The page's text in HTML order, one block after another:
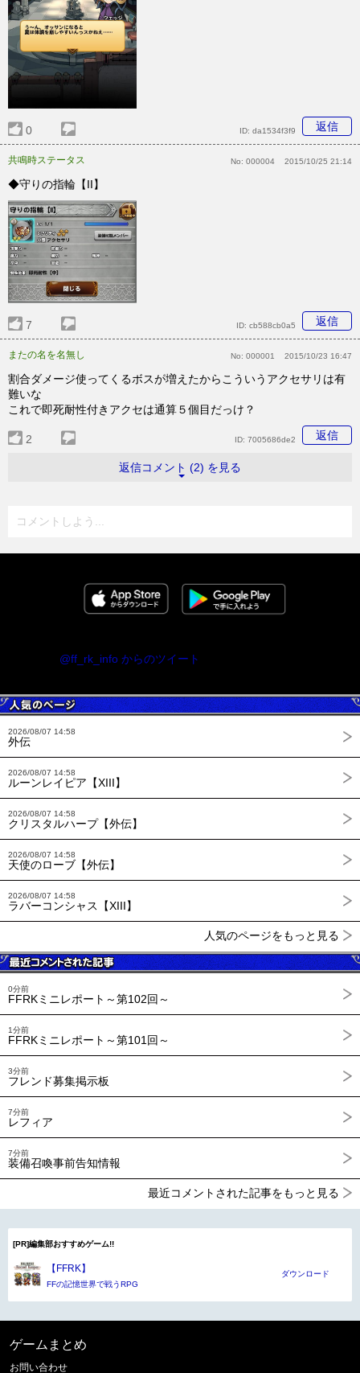
0 返信
ID: da1534f3f9
共鳴時ステータス No: 000004 2015/10/25 21:14
◆守りの指輪【II】
7 返信
ID: cb588cb0a5
またの名を名無し No: 000001 2015/10/23 16:47
割合ダメージ使ってくるボスが増えたからこういうアクセサリは有
難いな
これで即死耐性付きアクセは通算５個目だっけ？
2 返信
ID: 7005686de2
返信コメント (2) を見る
コメントしよう...
@ff_rk_info からのツイート
2026/08/07 14:58
外伝
2026/08/07 14:58
ルーンレイピア【XIII】
2026/08/07 14:58
クリスタルハープ【外伝】
2026/08/07 14:58
天使のローブ【外伝】
2026/08/07 14:58
ラバーコンシャス【XIII】
人気のページをもっと見る
0分前
FFRKミニレポート～第102回～
1分前
FFRKミニレポート～第101回～
3分前
フレンド募集掲示板
7分前
レフィア
7分前
装備召喚事前告知情報
最近コメントされた記事をもっと見る
[PR]編集部おすすめゲーム!!
【FFRK】
FFの記憶世界で戦うRPG
ダウンロード
ゲームまとめ
お問い合わせ